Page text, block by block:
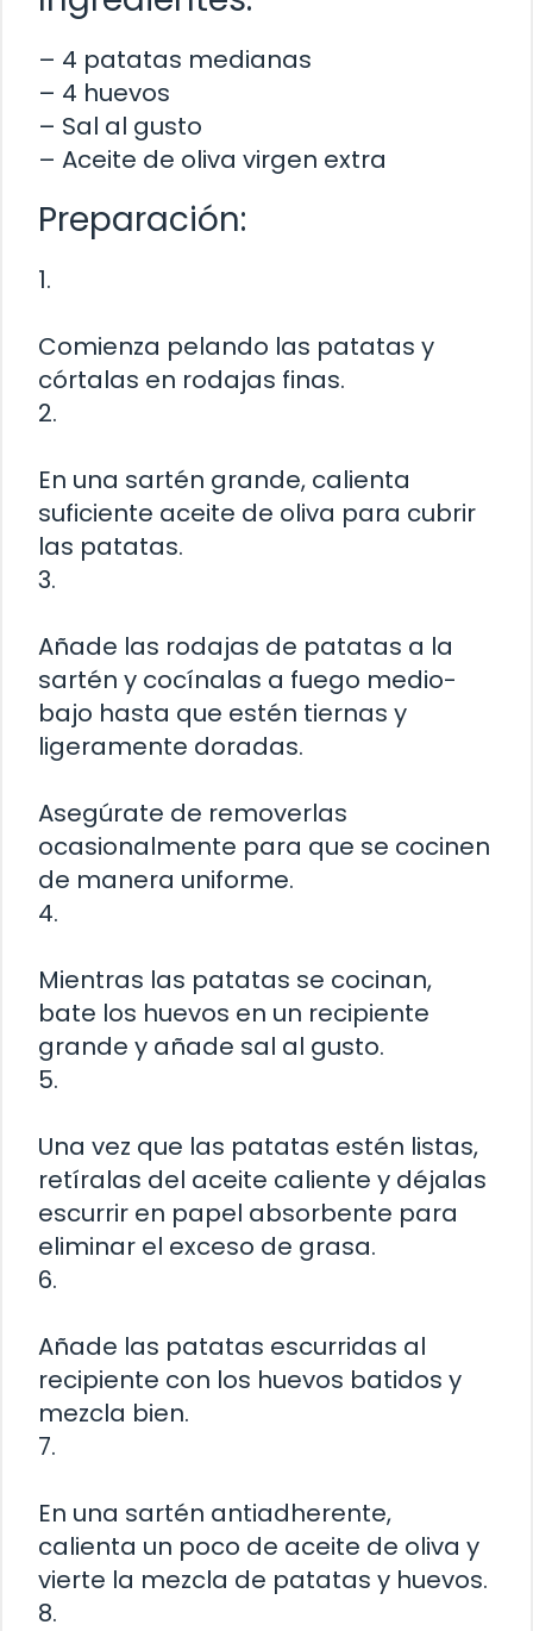
– 4 patatas medianas
– 4 huevos
– Sal al gusto
– Aceite de oliva virgen extra
Preparación:
1.
Comienza pelando las patatas y
córtalas en rodajas finas.
2.
En una sartén grande, calienta
suficiente aceite de oliva para cubrir
las patatas.
3.
Añade las rodajas de patatas a la
sartén y cocínalas a fuego medio-
bajo hasta que estén tiernas y
ligeramente doradas.
Asegúrate de removerlas
ocasionalmente para que se cocinen
de manera uniforme.
4.
Mientras las patatas se cocinan,
bate los huevos en un recipiente
grande y añade sal al gusto.
5.
Una vez que las patatas estén listas,
retíralas del aceite caliente y déjalas
escurrir en papel absorbente para
eliminar el exceso de grasa.
6.
Añade las patatas escurridas al
recipiente con los huevos batidos y
mezcla bien.
7.
En una sartén antiadherente,
calienta un poco de aceite de oliva y
vierte la mezcla de patatas y huevos.
8.